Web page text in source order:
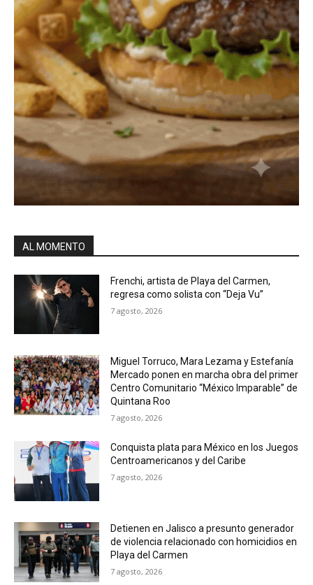
AL MOMENTO
Frenchi, artista de Playa del Carmen,
regresa como solista con “Deja Vu”
7 agosto, 2026
Miguel Torruco, Mara Lezama y Estefanía
Mercado ponen en marcha obra del primer
Centro Comunitario “México Imparable” de
Quintana Roo
7 agosto, 2026
Conquista plata para México en los Juegos
Centroamericanos y del Caribe
7 agosto, 2026
Detienen en Jalisco a presunto generador
de violencia relacionado con homicidios en
Playa del Carmen
7 agosto, 2026